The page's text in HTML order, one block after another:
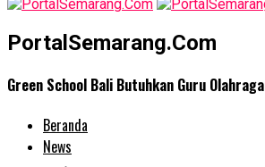
PortalSemarang.Com
Green School Bali Butuhkan Guru Olahraga
Beranda
News